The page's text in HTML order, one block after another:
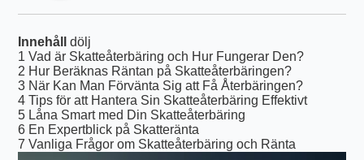
Innehåll
dölj
1 Vad är Skatteåterbäring och Hur Fungerar Den?
2 Hur Beräknas Räntan på Skatteåterbäringen?
3 När Kan Man Förvänta Sig att Få Återbäringen?
4 Tips för att Hantera Sin Skatteåterbäring Effektivt
5 Låna Smart med Din Skatteåterbäring
6 En Expertblick på Skatteränta
7 Vanliga Frågor om Skatteåterbäring och Ränta